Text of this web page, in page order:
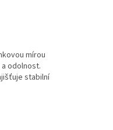
mírou
odolnost.
stabilní